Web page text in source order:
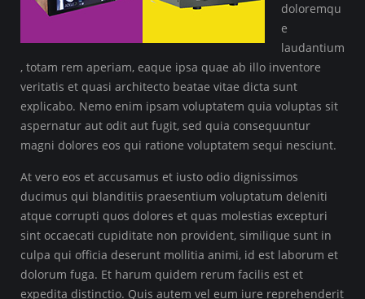
doloremqu
e
laudantium
, totam rem aperiam, eaque ipsa quae ab illo inventore
veritatis et quasi architecto beatae vitae dicta sunt
explicabo. Nemo enim ipsam voluptatem quia voluptas sit
aspernatur aut odit aut fugit, sed quia consequuntur
magni dolores eos qui ratione voluptatem sequi nesciunt.
At vero eos et accusamus et iusto odio dignissimos
ducimus qui blanditiis praesentium voluptatum deleniti
atque corrupti quos dolores et quas molestias excepturi
sint occaecati cupiditate non provident, similique sunt in
culpa qui officia deserunt mollitia animi, id est laborum et
dolorum fuga. Et harum quidem rerum facilis est et
expedita distinctio. Quis autem vel eum iure reprehenderit